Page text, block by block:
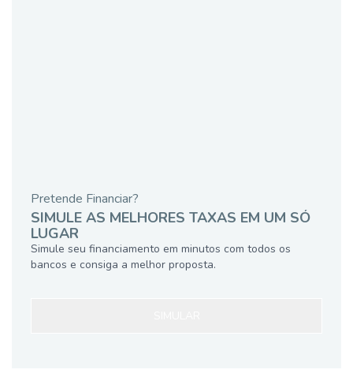
Pretende Financiar?
SIMULE AS MELHORES TAXAS EM UM SÓ
LUGAR
Simule seu financiamento em minutos com todos os
bancos e consiga a melhor proposta.